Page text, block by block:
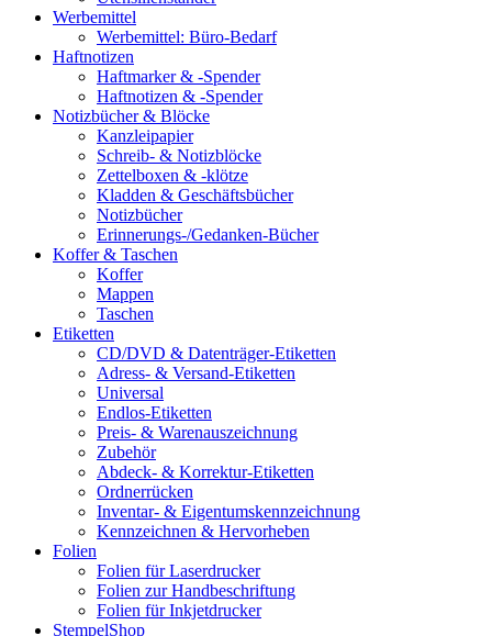
Werbemittel
Werbemittel: Büro-Bedarf
Haftnotizen
Haftmarker & -Spender
Haftnotizen & -Spender
Notizbücher & Blöcke
Kanzleipapier
Schreib- & Notizblöcke
Zettelboxen & -klötze
Kladden & Geschäftsbücher
Notizbücher
Erinnerungs-/Gedanken-Bücher
Koffer & Taschen
Koffer
Mappen
Taschen
Etiketten
CD/DVD & Datenträger-Etiketten
Adress- & Versand-Etiketten
Universal
Endlos-Etiketten
Preis- & Warenauszeichnung
Zubehör
Abdeck- & Korrektur-Etiketten
Ordnerrücken
Inventar- & Eigentumskennzeichnung
Kennzeichnen & Hervorheben
Folien
Folien für Laserdrucker
Folien zur Handbeschriftung
Folien für Inkjetdrucker
StempelShop